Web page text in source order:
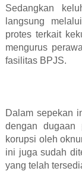
Sedangkan
langsung
protes terkait
mengurus
fasilitas BPJS.
Dalam sepekan
dengan dugaan
korupsi oleh
ini juga sudah
yang telah